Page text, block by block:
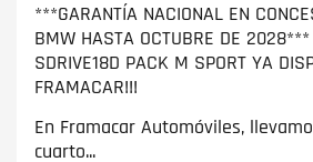
***GARANTÍA NACIONAL EN
BMW HASTA OCTUBRE DE
SDRIVE18D PACK M SPORT YA
FRAMACAR!!!
En Framacar Automóviles,
cuarto...